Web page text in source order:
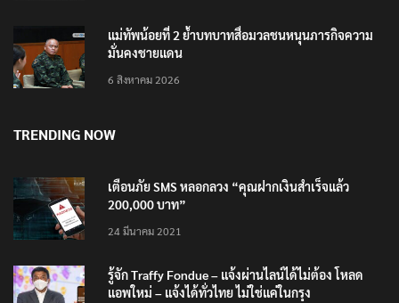
แม่ทัพน้อยที่ 2 ย้ำบทบาทสื่อมวลชนหนุนภารกิจความ
มั่นคงชายแดน
6 สิงหาคม 2026
TRENDING NOW
เตือนภัย SMS หลอกลวง “คุณฝากเงินสำเร็จแล้ว
200,000 บาท”
24 มีนาคม 2021
รู้จัก Traffy Fondue – แจ้งผ่านไลน์ได้ไม่ต้อง โหลด
แอพใหม่ – แจ้งได้ทั่วไทย ไม่ใช่แค่ในกรุง